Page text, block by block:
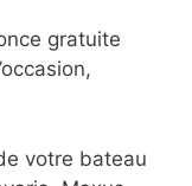
gratuite
votre bateau